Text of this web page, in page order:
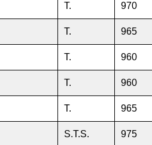
T. 970
T. 965
T. 960
T. 960
T. 965
S.T.S. 975